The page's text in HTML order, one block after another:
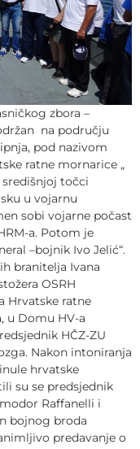
zbora –
na području
pod nazivom
ratne mornarice „
središnjoj točci
u vojarnu
sobi vojarne počast
a. Potom je
–bojnik Ivo Jelić“.
branitelja Ivana
OSRH
Hrvatske ratne
u Domu HV-a
HČZ-ZU
Nakon intoniranja
hrvatske
su se predsjednik
Raffanelli i
bojnog broda
predavanje o